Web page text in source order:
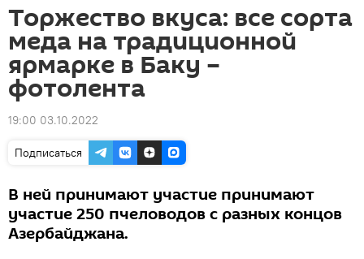
Торжество вкуса: все сорта
меда на традиционной
ярмарке в Баку –
фотолента
19:00 03.10.2022
Подписаться
В ней принимают участие принимают
участие 250 пчеловодов с разных концов
Азербайджана.